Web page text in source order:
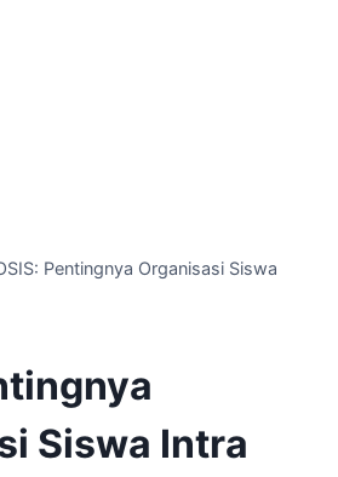
Pentingnya Organisasi Siswa
Siswa Intra